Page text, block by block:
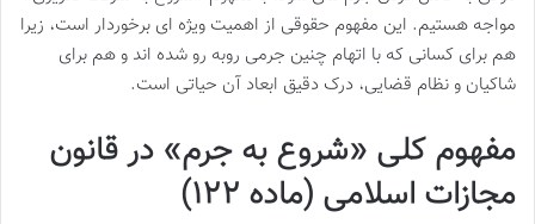
مواجه هستیم. این مفهوم حقوقی از اهمیت ویژه ای برخوردار است، زیرا
هم برای کسانی که با اتهام چنین جرمی روبه رو شده اند و هم برای
شاکیان و نظام قضایی، درک دقیق ابعاد آن حیاتی است.
مفهوم کلی «شروع به جرم» در قانون
مجازات اسلامی (ماده ۱۲۲)